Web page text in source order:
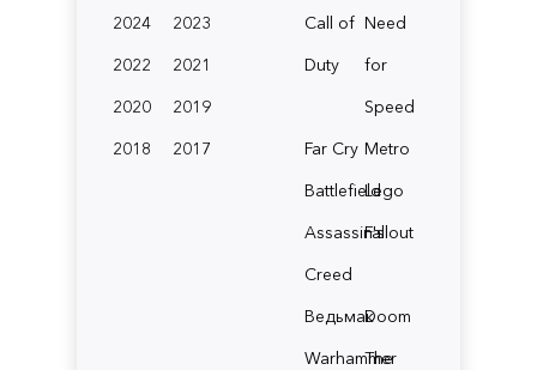
2024
2023
2022
2021
2020
2019
2018
2017
Call of
Duty
Need
for
Speed
Far Cry Metro
BattlefieldLego
Assassin's
Creed
Fallout
ВедьмакDoom
Warhammer
The